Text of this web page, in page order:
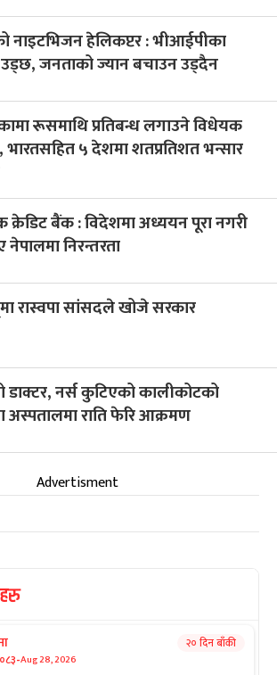
नाइटभिजन हेलिकप्टर : भीआईपीका
जनताको ज्यान बचाउन उड्दैन
रूसमाथि प्रतिबन्ध लगाउने विधेयक
भारतसहित ५ देशमा शतप्रतिशत भन्सार
क्रेडिट बैंक : विदेशमा अध्ययन पूरा नगरी
नेपालमा निरन्तरता
रास्वपा सांसदले खोजे सरकार
डाक्टर, नर्स कुटिएको कालीकोटको
अस्पतालमा राति फेरि आक्रमण
Advertisment
-Aug 28, 2026
२० दिन बाँकी